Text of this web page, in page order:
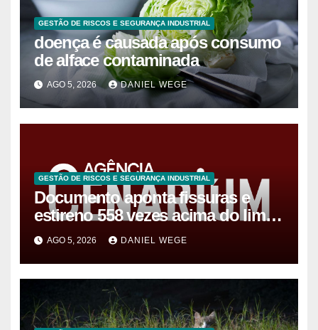
GESTÃO DE RISCOS E SEGURANÇA INDUSTRIAL
doença é causada após consumo
de alface contaminada
AGO 5, 2026 DANIEL WEGE
GESTÃO DE RISCOS E SEGURANÇA INDUSTRIAL
Documento aponta fissuras e
estireno 558 vezes acima do limite
após vazamento em Manaus
AGO 5, 2026 DANIEL WEGE